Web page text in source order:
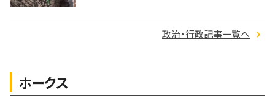
政治・行政記事一覧へ
ホークス